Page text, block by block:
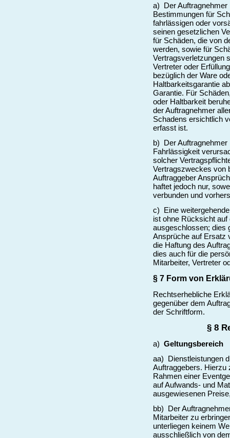
a) Der Auftragnehmer
Bestimmungen für
fahrlässigen oder
seinen gesetzlichen
für Schäden, die von
werden, sowie für
Vertragsverletzungen
Vertreter oder
bezüglich der Ware
Haltbarkeitsgarantie
Garantie. Für
oder Haltbarkeit
der Auftragnehmer
Schadens ersichtlich
erfasst ist.
b) Der Auftragnehmer
Fahrlässigkeit
solcher
Vertragszweckes von
Auftraggeber
haftet jedoch nur,
verbunden und
c) Eine
ist ohne Rücksicht
ausgeschlossen; dies
Ansprüche auf Ersatz
die Haftung des
dies auch für die
Mitarbeiter, Vertreter
§ 7 Form von
Rechtserhebliche
gegenüber dem
der Schriftform.
§ 8
a) Geltungsbereich
aa) Dienstleistungen
Auftraggebers. Hierzu
Rahmen einer
auf Aufwands- und
ausgewiesenen
bb) Der
Mitarbeiter zu
unterliegen keinem
ausschließlich von